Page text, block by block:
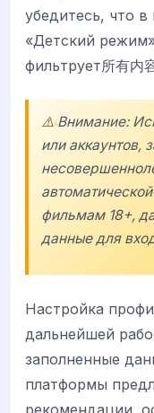
убедитесь, что
«Детский
фильтрует所有内
⚠️ Внимание:
или аккаунтов,
фильмам 18+,
данные для
Настройка
дальнейшей
заполненные
платформы